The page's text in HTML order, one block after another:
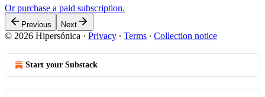
Or purchase a paid subscription.
Previous Next
© 2026 Hipersónica · Privacy ∙ Terms ∙ Collection notice
Start your Substack